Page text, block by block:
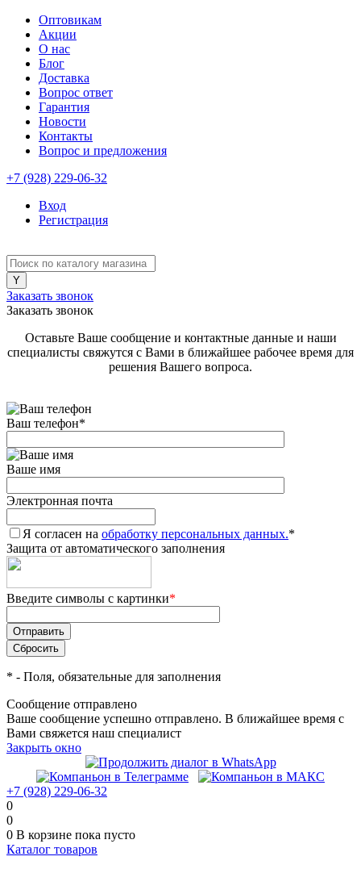
Оптовикам
Акции
О нас
Блог
Доставка
Вопрос ответ
Гарантия
Новости
Контакты
Вопрос и предложения
+7 (928) 229-06-32
Вход
Регистрация
Заказать звонок
Заказать звонок
Оставьте Ваше сообщение и контактные данные и наши
специалисты свяжутся с Вами в ближайшее рабочее время для
решения Вашего вопроса.
Ваш телефон*
Ваше имя
Электронная почта
Я согласен на обработку персональных данных.*
Защита от автоматического заполнения
Введите символы с картинки*
* - Поля, обязательные для заполнения
Сообщение отправлено
Ваше сообщение успешно отправлено. В ближайшее время с
Вами свяжется наш специалист
Закрыть окно
+7 (928) 229-06-32
0
0
0 В корзине пока пусто
Каталог товаров